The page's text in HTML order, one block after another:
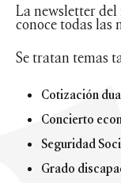
La newsletter
conoce todas las
Se tratan temas
Cotización
Concierto
Seguridad
Grado